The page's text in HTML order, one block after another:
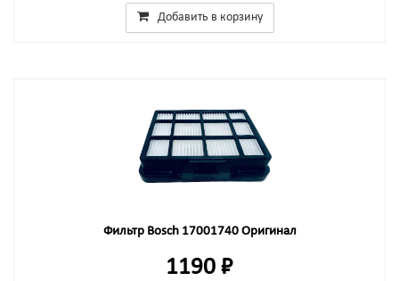
Добавить в корзину
Фильтр Bosch 17001740 Оригинал
1190 ₽